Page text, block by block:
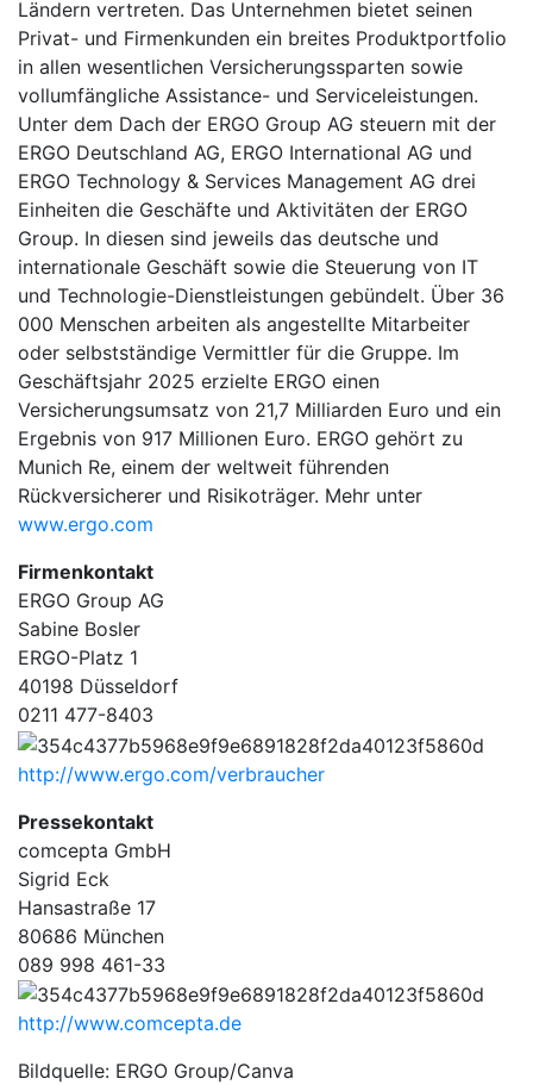
Ländern vertreten. Das Unternehmen bietet seinen
Privat- und Firmenkunden ein breites Produktportfolio
in allen wesentlichen Versicherungssparten sowie
vollumfängliche Assistance- und Serviceleistungen.
Unter dem Dach der ERGO Group AG steuern mit der
ERGO Deutschland AG, ERGO International AG und
ERGO Technology & Services Management AG drei
Einheiten die Geschäfte und Aktivitäten der ERGO
Group. In diesen sind jeweils das deutsche und
internationale Geschäft sowie die Steuerung von IT
und Technologie-Dienstleistungen gebündelt. Über 36
000 Menschen arbeiten als angestellte Mitarbeiter
oder selbstständige Vermittler für die Gruppe. Im
Geschäftsjahr 2025 erzielte ERGO einen
Versicherungsumsatz von 21,7 Milliarden Euro und ein
Ergebnis von 917 Millionen Euro. ERGO gehört zu
Munich Re, einem der weltweit führenden
Rückversicherer und Risikoträger. Mehr unter
www.ergo.com
Firmenkontakt
ERGO Group AG
Sabine Bosler
ERGO-Platz 1
40198 Düsseldorf
0211 477-8403
http://www.ergo.com/verbraucher
Pressekontakt
comcepta GmbH
Sigrid Eck
Hansastraße 17
80686 München
089 998 461-33
http://www.comcepta.de
Bildquelle: ERGO Group/Canva